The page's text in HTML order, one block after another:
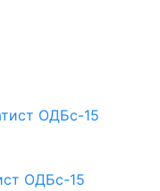
ОДБс-15